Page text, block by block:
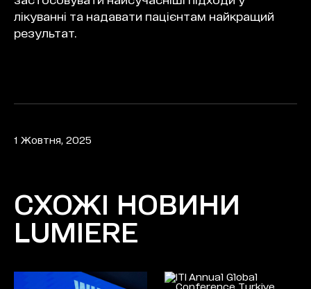
лікуванні та надавати пацієнтам найкращий
результат.
1 Жовтня, 2025
СХОЖІ НОВИНИ
LUMIERE